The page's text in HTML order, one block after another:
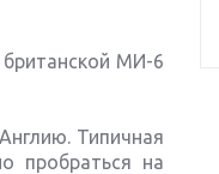
британской МИ-6
Типичная
пробраться на